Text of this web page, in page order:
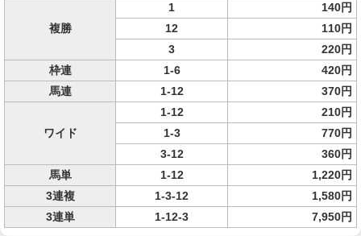
複勝
1
140円
12
110円
3
220円
枠連
1-6
420円
馬連
1-12 370円
ワイド
1-12
210円
1-3
770円
3-12
360円
馬単
1-12
1,220円
3連複
1-3-12
1,580円
3連単
1-12-3 7,950円